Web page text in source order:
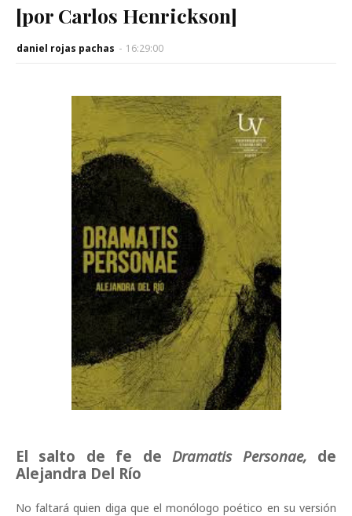
[por Carlos Henrickson]
daniel rojas pachas - 16:29:00
El salto de fe deDramatis Personae, de
Alejandra Del Río
No faltará quien diga que el monólogo poético en su versión